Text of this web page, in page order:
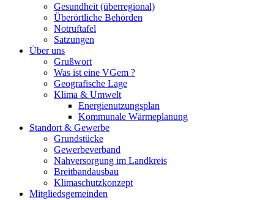
Gesundheit (überregional)
Überörtliche Behörden
Notruftafel
Satzungen
Über uns
Grußwort
Was ist eine VGem ?
Geografische Lage
Klima & Umwelt
Energienutzungsplan
Kommunale Wärmeplanung
Standort & Gewerbe
Grundstücke
Gewerbeverband
Nahversorgung im Landkreis
Breitbandausbau
Klimaschutzkonzept
Mitgliedsgemeinden